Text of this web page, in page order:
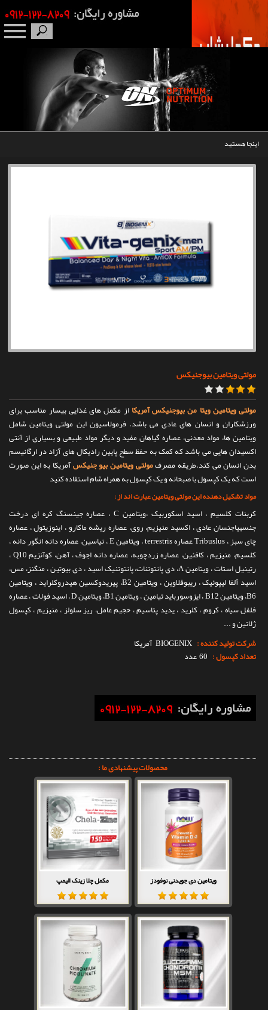
اینجا هستید
مولتی ویتامین بیوجنیکس
مولتی ویتامین ویتا من بیوجنیکس آمریکااز مکمل های غذایی بیسار مناسب برای
ورزشکاران و انسان های عادی می باشد. فرمولاسیون این مولتی ویتامین شامل
ویتامین ها، مواد معدنی، عصاره گیاهان مفید و دیگر مواد طبیعی و بسیاری از آنتی
اکسیدان هایی می باشد که کمک به حفظ سطح پایین رادیکال های آزاد در ارگانیسم
بدن انسان می کند.طریقه مصرفمولتی ویتامین بیو جنیکسآمریکا به این صورت
است که یک کپسول با صبحانه و یک کپسول به همراه شام استفاده کنید
مواد تشکیل دهنده این مولتی ویتامین عبارت اند از :
کربنات کلسیم ، اسید اسکوربیک ،ویتامین C ، عصاره جینسنگ کره ای درخت
جنسهیاجنسان عادی ، اکسید منیزیم، روی، عصاره ریشه ماکارو ، اینوزیتول ، عصاره
چای سبز ، Tribuslus عصاره terrestris ، ویتامین E ، نیاسین، عصاره دانه انگور دانه ،
کلسیم، منیزیم ، کافئین، عصاره زردچوبه، عصاره دانه اجوف ، آهن، کوآنزیم Q10 ،
رتینیل استات ، ویتامین A، دی پانتوتنات، پانتوتنیک اسید ، دی بیوتین ، منگنز، مس،
اسید آلفا لیپوئیک ، ریبوفلاوین ، ویتامین B2، پیریدوکسین هیدروکلراید ، ویتامین
B6، ویتامین B12 ، ایزوسورباید تیامین ، ویتامین B1، ویتامین D ، اسید فولات ، عصاره
فلفل سیاه ، کروم ، کلرید ، یدید پتاسیم ، حجیم عامل، ریز سلولز ، منیزیم ، کپسول
ژلاتین و ...
شرکت تولید کننده : BIOGENIX آمریکا
تعداد کپسول : 60 عدد
محصولات پیشنهادی ما :
ویتامین دی جویدنی نوفودز مکمل چلا زینک الیمپ